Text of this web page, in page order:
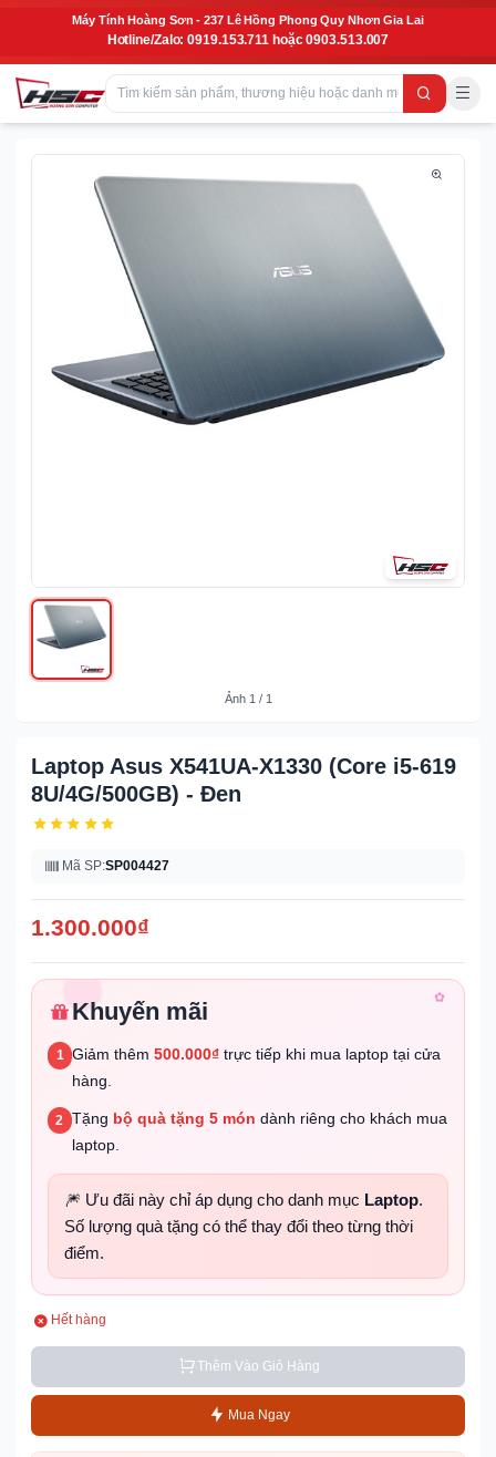
Máy Tính Hoàng Sơn - 237 Lê Hồng Phong Quy Nhơn Gia Lai
Hotline/Zalo: 0919.153.711 hoặc 0903.513.007
Ảnh 1 / 1
Laptop Asus X541UA-X1330 (Core i5-619
8U/4G/500GB) - Đen
Mã SP:SP004427
1.300.000₫
✿
Khuyến mãi
1 Giảm thêm500.000₫ trực tiếp khi mua laptop tại cửa
hàng.
2 Tặng bộ quà tặng 5 món dành riêng cho khách mua
laptop.
🎆 Ưu đãi này chỉ áp dụng cho danh mục Laptop.
Số lượng quà tặng có thể thay đổi theo từng thời
điểm.
Hết hàng
Thêm Vào Giỏ Hàng
Mua Ngay